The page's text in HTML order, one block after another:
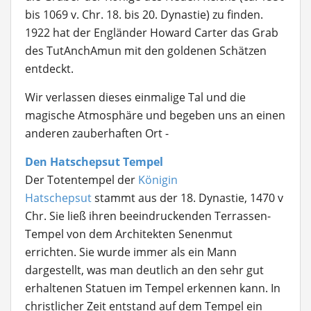
bis 1069 v. Chr. 18. bis 20. Dynastie) zu finden.
1922 hat der Engländer Howard Carter das Grab
des TutAnchAmun mit den goldenen Schätzen
entdeckt.
Wir verlassen dieses einmalige Tal und die
magische Atmosphäre und begeben uns an einen
anderen zauberhaften Ort -
Den Hatschepsut Tempel
Der Totentempel der Königin
Hatschepsutstammt aus der 18. Dynastie, 1470 v
Chr. Sie ließ ihren beeindruckenden Terrassen-
Tempel von dem Architekten Senenmut
errichten. Sie wurde immer als ein Mann
dargestellt, was man deutlich an den sehr gut
erhaltenen Statuen im Tempel erkennen kann. In
christlicher Zeit entstand auf dem Tempel ein